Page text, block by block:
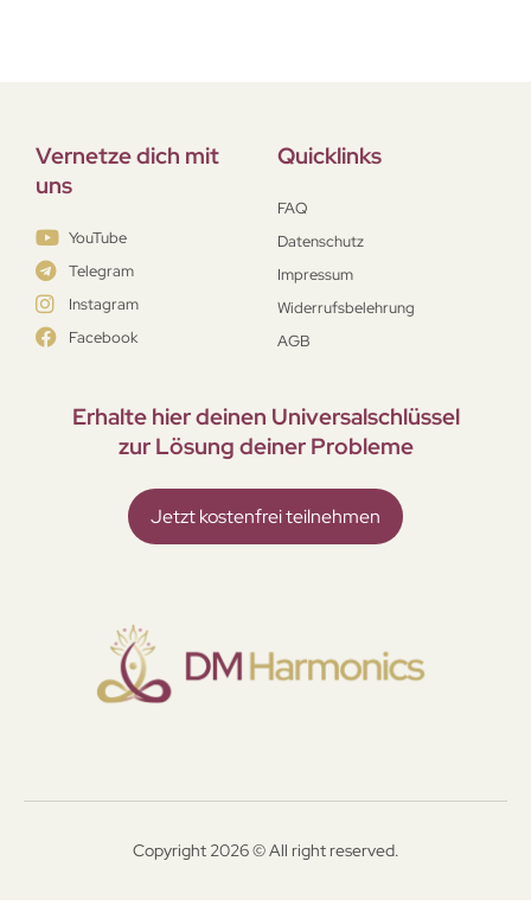
Vernetze dich mit
uns
YouTube
Telegram
Instagram
Facebook
Quicklinks
FAQ
Datenschutz
Impressum
Widerrufsbelehrung
AGB
Erhalte hier deinen Universal­schlüssel
zur Lösung deiner Probleme
Jetzt kostenfrei teilnehmen
Copyright 2026 © All right reserved.